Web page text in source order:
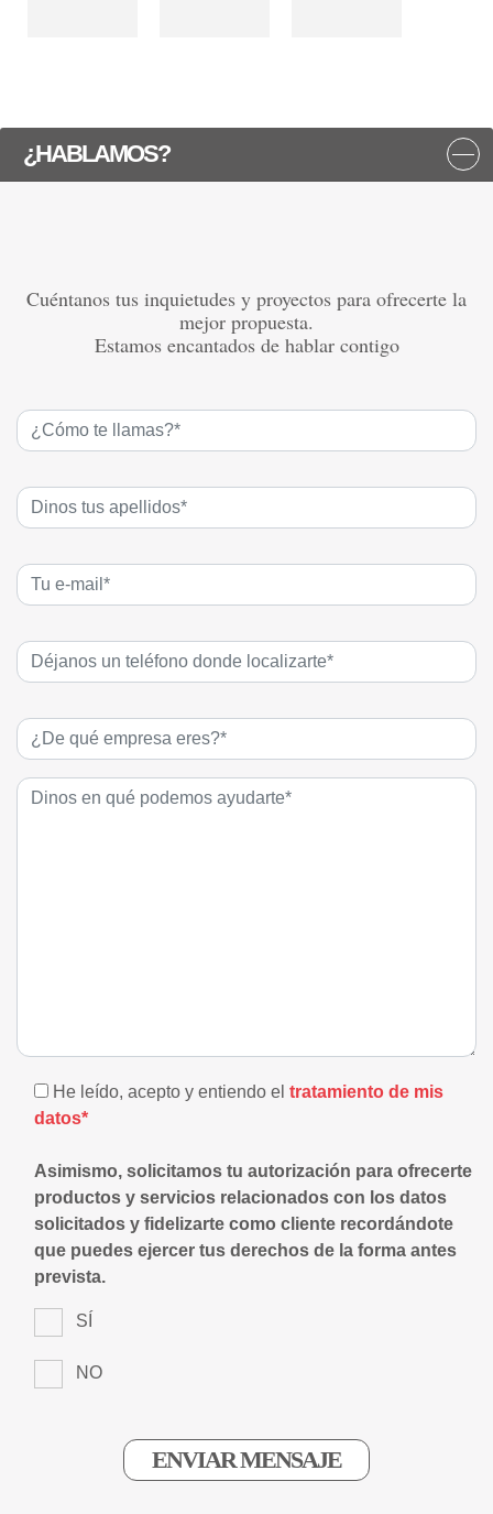
¿HABLAMOS?
Cuéntanos tus inquietudes y proyectos para ofrecerte la
mejor propuesta.
Estamos encantados de hablar contigo
He leído, acepto y entiendo el tratamiento de mis
datos*
Asimismo, solicitamos tu autorización para ofrecerte
productos y servicios relacionados con los datos
solicitados y fidelizarte como cliente recordándote
que puedes ejercer tus derechos de la forma antes
prevista.
SÍ
NO